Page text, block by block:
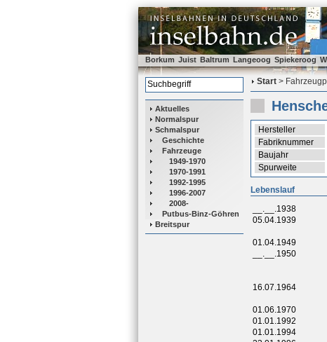
Borkum Juist Baltrum Langeoog Spiekeroog
Aktuelles
Normalspur
Schmalspur
Geschichte
Fahrzeuge
1949-1970
1970-1991
1992-1995
1996-2007
2008-
Putbus-Binz-Göhren
Breitspur
Start >
Hersteller
Fabriknummer
Baujahr
Spurweite
Lebenslauf
__.__.1938
05.04.1939
01.04.1949
__.__.1950
16.07.1964
01.06.1970
01.01.1992
01.01.1994